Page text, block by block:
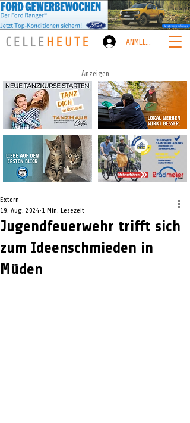
ANMELDEN
Anzeigen
Jugendfeuerwehr trifft sich
zum Ideenschmieden in
Müden
Extern
19. Aug. 2024 1 Min. Lesezeit